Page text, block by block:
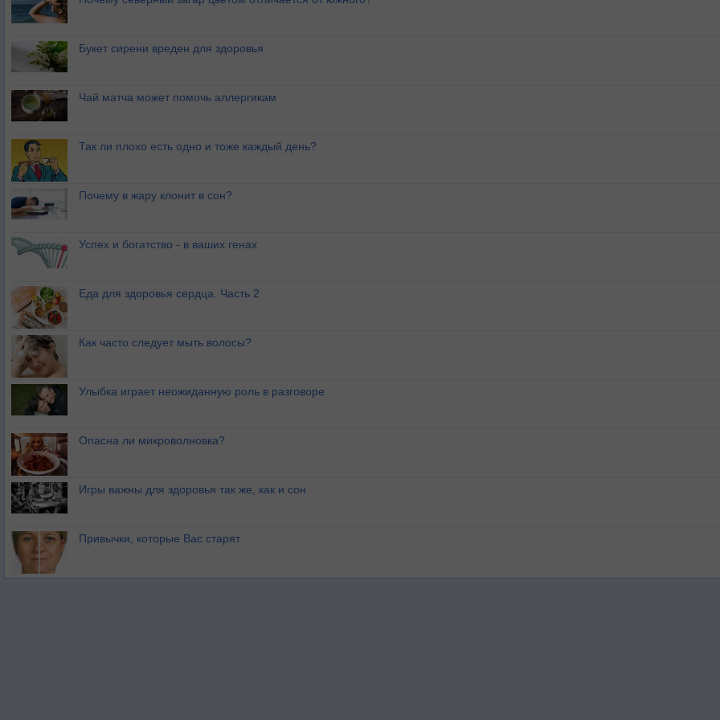
Букет сирени вреден для здоровья
Чай матча может помочь аллергикам
Так ли плохо есть одно и тоже каждый день?
Почему в жару клонит в сон?
Успех и богатство - в ваших генах
Еда для здоровья сердца. Часть 2
Как часто следует мыть волосы?
Улыбка играет неожиданную роль в разговоре
Опасна ли микроволновка?
Игры важны для здоровья так же, как и сон
Привычки, которые Вас старят